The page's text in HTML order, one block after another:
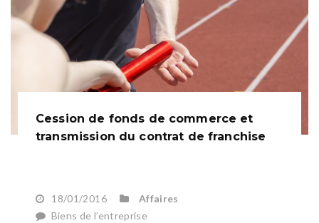
Cession de fonds de commerce et
transmission du contrat de franchise
18/01/2016
Affaires
Biens de l’entreprise